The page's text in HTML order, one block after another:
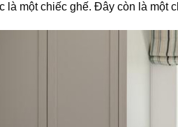
là một chiếc ghế. Đây còn là một